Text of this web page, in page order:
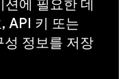
에 필요한 데
API 키 또는
성 정보를 저장